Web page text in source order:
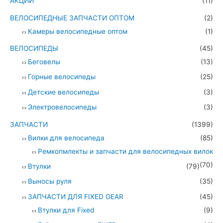
ВЕЛОСИПЕДНЫЕ ЗАПЧАСТИ ОПТОМ
(2)
Камеры велосипедные оптом
(1)
ВЕЛОСИПЕДЫ
(45)
Беговелы
(13)
Горные велосипеды
(25)
Детские велосипеды
(3)
Электровелосипеды
(3)
ЗАПЧАСТИ
(1399)
Вилки для велосипеда
(85)
Ремкопмлекты и запчасти для велосипедных вилок
(70)
Втулки
(79)
Выносы руля
(35)
ЗАПЧАСТИ ДЛЯ FIXED GEAR
(45)
Втулки для Fixed
(9)